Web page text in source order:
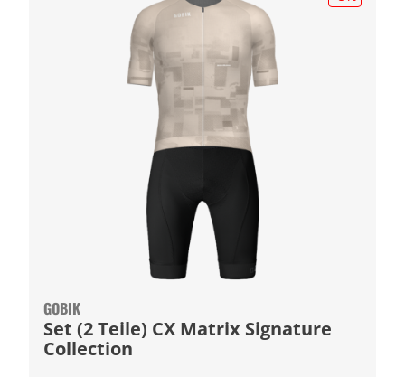
GOBIK
Set (2 Teile) CX Matrix Signature
Collection